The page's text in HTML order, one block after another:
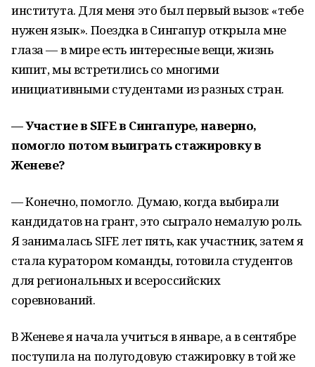
института. Для меня это был первый вызов: «тебе
нужен язык». Поездка в Сингапур открыла мне
глаза — в мире есть интересные вещи, жизнь
кипит, мы встретились со многими
инициативными студентами из разных стран.
— Участие в SIFE в Сингапуре, наверно,
помогло потом выиграть стажировку в
Женеве?
— Конечно, помогло. Думаю, когда выбирали
кандидатов на грант, это сыграло немалую роль.
Я занималась SIFE лет пять, как участник, затем я
стала куратором команды, готовила студентов
для региональных и всероссийских
соревнований.
В Женеве я начала учиться в январе, а в сентябре
поступила на полугодовую стажировку в той же